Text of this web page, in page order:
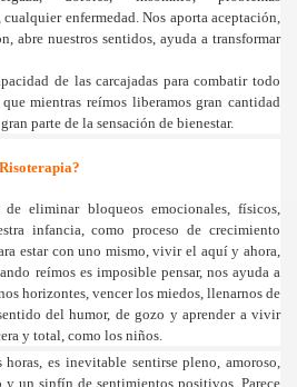
enfermedad. Nos aporta aceptación,
abre nuestros sentidos, ayuda a transformar
de las carcajadas para combatir todo
mientras reímos liberamos gran cantidad
parte de la sensación de bienestar.
?
eliminar bloqueos emocionales, físicos,
infancia, como proceso de crecimiento
estar con uno mismo, vivir el aquí y ahora,
reímos es imposible pensar, nos ayuda a
horizontes, vencer los miedos, llenarnos de
del humor, de gozo y aprender a vivir
y total, como los niños.
horas, es inevitable sentirse pleno, amoroso,
un sinfín de sentimientos positivos. Parece